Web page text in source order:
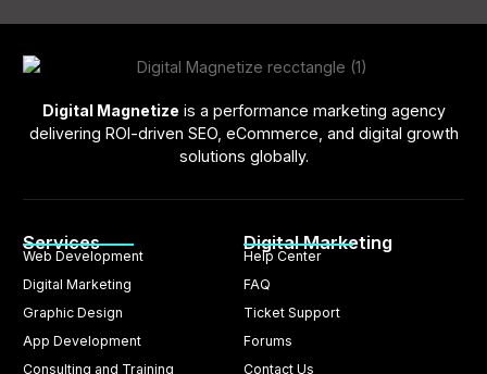
Digital Magnetize is a performance marketing agency
delivering ROI-driven SEO, eCommerce, and digital growth
solutions globally.
Services
Web Development
Digital Marketing
Graphic Design
App Development
Consulting and Training
Digital Marketing
Help Center
FAQ
Ticket Support
Forums
Contact Us